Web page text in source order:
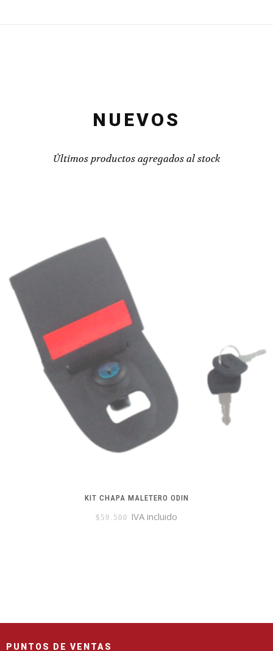
NUEVOS
Últimos productos agregados al stock
KIT CHAPA MALETERO ODIN
$ 59.500 IVA incluido
PUNTOS DE VENTAS